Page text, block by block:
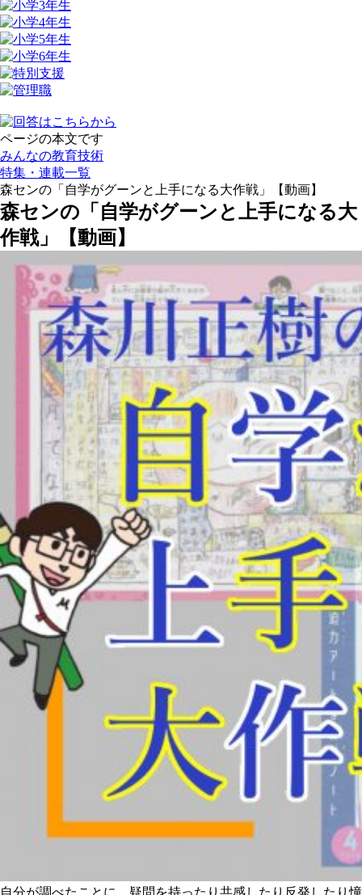
ページの本文です
みんなの教育技術
特集・連載一覧
森センの「自学がグーンと上手になる大作戦」【動画】
森センの「自学がグーンと上手になる大
作戦」【動画】
自分が調べたことに、疑問を持ったり共感したり反発したり憧